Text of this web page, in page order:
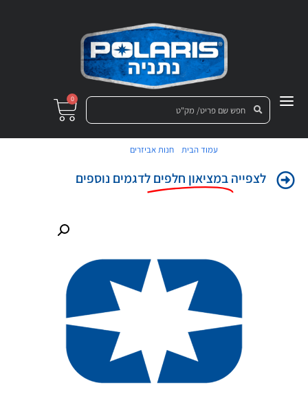
0
עמוד הבית חנות אביזרים
לצפייהבמציאון חלפים לדגמים נוספים